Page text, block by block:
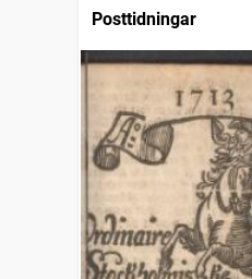
Posttidningar